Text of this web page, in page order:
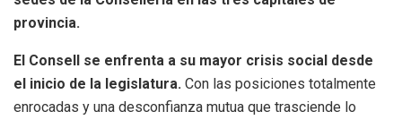
provincia.
El Consell se enfrenta a su mayor crisis social desde
el inicio de la legislatura. Con las posiciones totalmente
enrocadas y una desconfianza mutua que trasciende lo